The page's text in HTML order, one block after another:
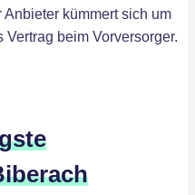
kümmert sich um
beim Vorversorger.